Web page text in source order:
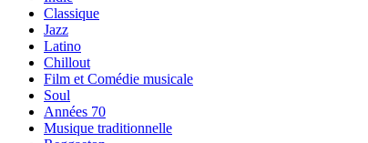
Classique
Jazz
Latino
Chillout
Film et Comédie musicale
Soul
Années 70
Musique traditionnelle